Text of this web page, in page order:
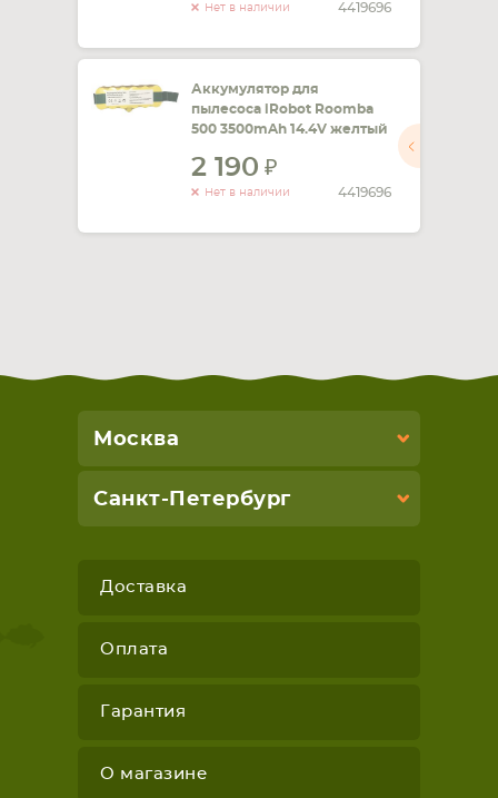
Нет в наличии 4419696
Аккумулятор для
пылесоса iRobot Roomba
500 3500mAh 14.4V желтый
2 190
Нет в наличии 4419696
Москва
Санкт-Петербург
Доставка
Оплата
Гарантия
О магазине